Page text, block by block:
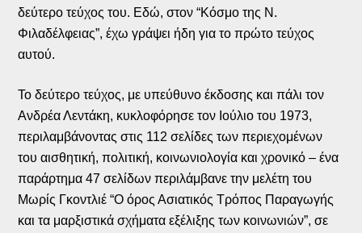
δεύτερο τεύχος του. Εδώ, στον “Κόσμο της Ν.
Φιλαδέλφειας”, έχω γράψει ήδη για το πρώτο τεύχος
αυτού.
Το δεύτερο τεύχος, με υπεύθυνο έκδοσης και πάλι τον
Ανδρέα Λεντάκη, κυκλοφόρησε τον Ιούλιο του 1973,
περιλαμβάνοντας στις 112 σελίδες των περιεχομένων
του αισθητική, πολιτική, κοινωνιολογία και χρονικό – ένα
παράρτημα 47 σελίδων περιλάμβανε την μελέτη του
Μωρίς Γκοντλιέ “Ο όρος Ασιατικός Τρόπος Παραγωγής
και τα μαρξιστικά σχήματα εξέλιξης των κοινωνιών”, σε